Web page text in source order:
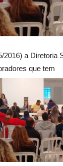
2016) a Diretoria
que tem